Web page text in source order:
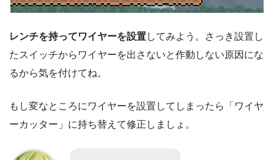
レンチを持ってワイヤーを設置してみよう。さっき設置し
たスイッチからワイヤーを出さないと作動しない原因にな
るから気を付けてね。
もし変なところにワイヤーを設置してしまったら「ワイヤ
ーカッター」に持ち替えて修正しましょ。